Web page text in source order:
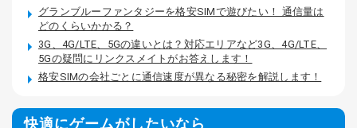
グランブルーファンタジーを格安SIMで遊びたい！ 通信量は
どのくらいかかる？
3G、4G/LTE、5Gの違いとは？対応エリアなど3G、4G/LTE、
5Gの疑問にリンクスメイトがお答えします！
格安SIMの会社ごとに通信速度が異なる秘密を解説します！
快適にゲームがしたいなら